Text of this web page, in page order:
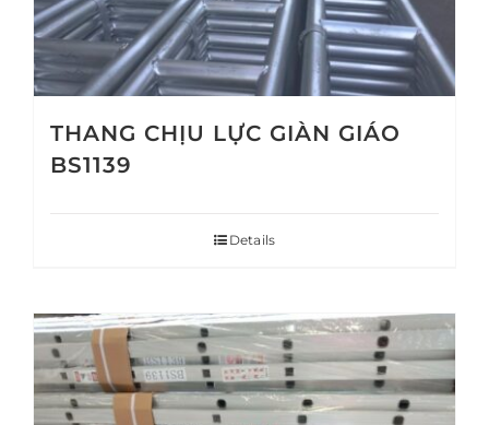
THANG CHỊU LỰC GIÀN GIÁO
BS1139
Details